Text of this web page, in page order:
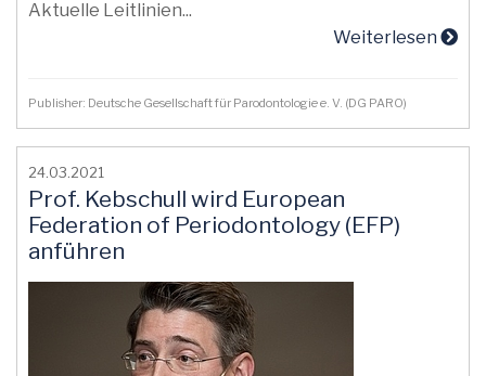
Aktuelle Leitlinien...
Weiterlesen
Publisher: Deutsche Gesellschaft für Parodontologie e. V. (DG PARO)
24.03.2021
Prof. Kebschull wird European
Federation of Periodontology (EFP)
anführen